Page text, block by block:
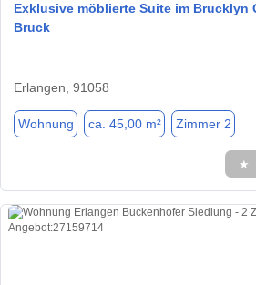
Exklusive möblierte Suite im Brucklyn
Bruck
Erlangen, 91058
Wohnung ca. 45,00 m² Zimmer 2
★